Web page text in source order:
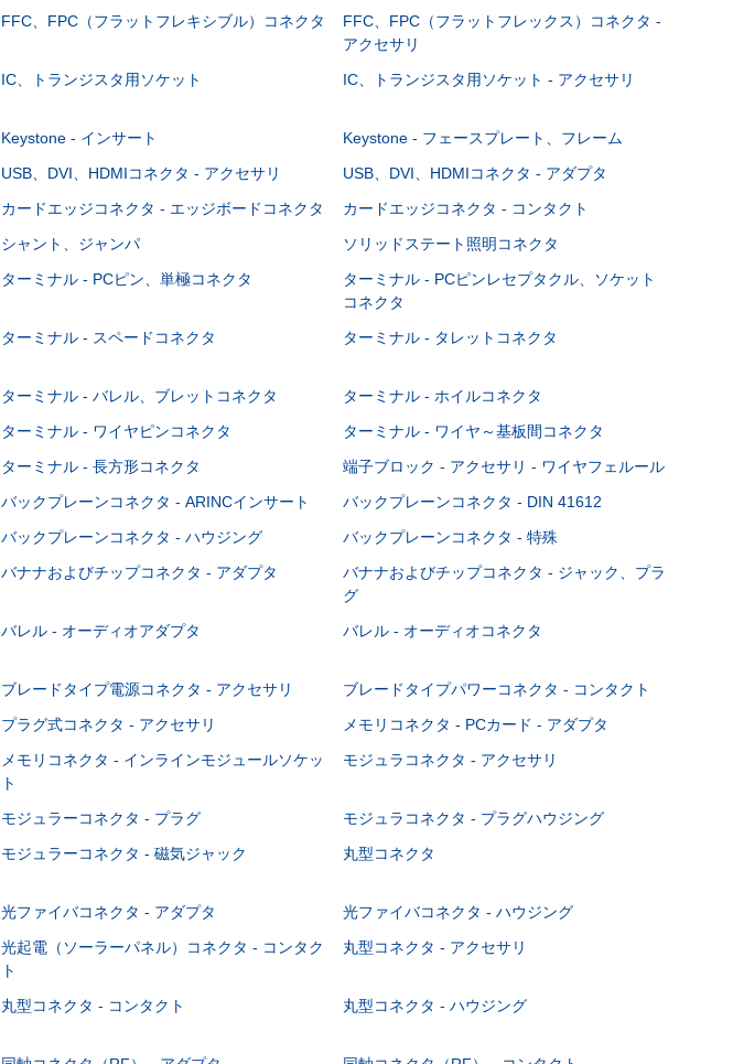
FFC、FPC（フラットフレキシブル）コネクタ
FFC、FPC（フラットフレックス）コネクタ -
アクセサリ
IC、トランジスタ用ソケット IC、トランジスタ用ソケット - アクセサリ
Keystone - インサート
Keystone - フェースプレート、フレーム
USB、DVI、HDMIコネクタ - アクセサリ
USB、DVI、HDMIコネクタ - アダプタ
カードエッジコネクタ - エッジボードコネクタ
カードエッジコネクタ - コンタクト
シャント、ジャンパ
ソリッドステート照明コネクタ
ターミナル - PCピン、単極コネクタ
ターミナル - PCピンレセプタクル、ソケット
コネクタ
ターミナル - スペードコネクタ ターミナル - タレットコネクタ
ターミナル - バレル、ブレットコネクタ
ターミナル - ホイルコネクタ
ターミナル - ワイヤピンコネクタ
ターミナル - ワイヤ～基板間コネクタ
ターミナル - 長方形コネクタ
端子ブロック - アクセサリ - ワイヤフェルール
バックプレーンコネクタ - ARINCインサート
バックプレーンコネクタ - DIN 41612
バックプレーンコネクタ - ハウジング
バックプレーンコネクタ - 特殊
バナナおよびチップコネクタ - アダプタ
バナナおよびチップコネクタ - ジャック、プラ
グ
バレル - オーディオアダプタ バレル - オーディオコネクタ
ブレードタイプ電源コネクタ - アクセサリ
ブレードタイプパワーコネクタ - コンタクト
プラグ式コネクタ - アクセサリ
メモリコネクタ - PCカード - アダプタ
メモリコネクタ - インラインモジュールソケッ
ト
モジュラコネクタ - アクセサリ
モジュラーコネクタ - プラグ
モジュラコネクタ - プラグハウジング
モジュラーコネクタ - 磁気ジャック 丸型コネクタ
光ファイバコネクタ - アダプタ
光ファイバコネクタ - ハウジング
光起電（ソーラーパネル）コネクタ - コンタク
ト
丸型コネクタ - アクセサリ
丸型コネクタ - コンタクト 丸型コネクタ - ハウジング